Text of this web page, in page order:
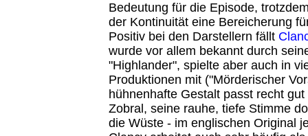
Bedeutung für die Episode,
der Kontinuität eine Bereicherung
Positiv bei den Darstellern fällt
wurde vor allem bekannt durch
"Highlander", spielte aber auch in
Produktionen mit ("Mörderischer
hühnenhafte Gestalt passt recht
Zobral, seine rauhe, tiefe Stimme
die Wüste - im englischen Original